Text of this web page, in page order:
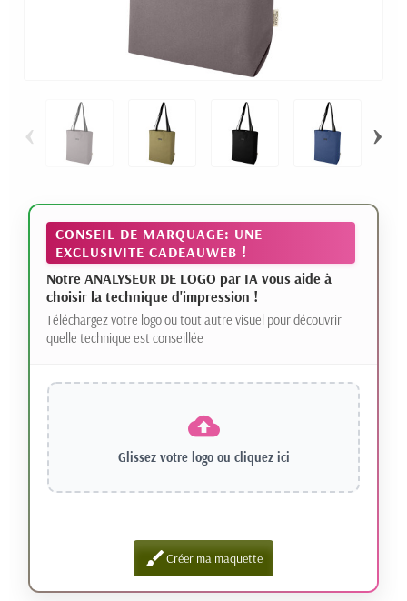
‹ ›
CONSEIL DE MARQUAGE: UNE
EXCLUSIVITE CADEAUWEB !
Notre ANALYSEUR DE LOGO par IA vous aide à
choisir la technique d'impression !
Téléchargez votre logo ou tout autre visuel pour découvrir
quelle technique est conseillée
Glissez votre logo ou cliquez ici
brushCréer ma maquette